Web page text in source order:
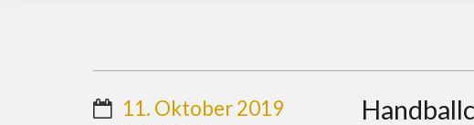
11. Oktober 2019